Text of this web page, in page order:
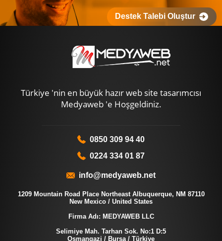
Destek Talebi Oluştur
Türkiye 'nin en büyük hazır web site tasarımcısı
Medyaweb 'e Hoşgeldiniz.
0850 309 94 40
0224 334 01 87
info@medyaweb.net
1209 Mountain Road Place Northeast Albuquerque, NM 87110
New Mexico / United States
Firma Adı: MEDYAWEB LLC
Selimiye Mah. Tarhan Sok. No:1 D:5
Osmangazi / Bursa / Türkiye